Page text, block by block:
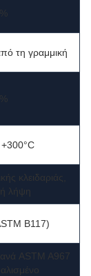
τη γραμμική
κλειδαριάς,
λήψη
B117)
ASTM A967